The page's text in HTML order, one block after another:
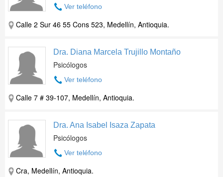
Ver teléfono
Calle 2 Sur 46 55 Cons 523, Medellín, Antioquia.
Dra. Diana Marcela Trujillo Montaño
Psicólogos
Ver teléfono
Calle 7 # 39-107, Medellín, Antioquia.
Dra. Ana Isabel Isaza Zapata
Psicólogos
Ver teléfono
Cra, Medellín, Antioquia.